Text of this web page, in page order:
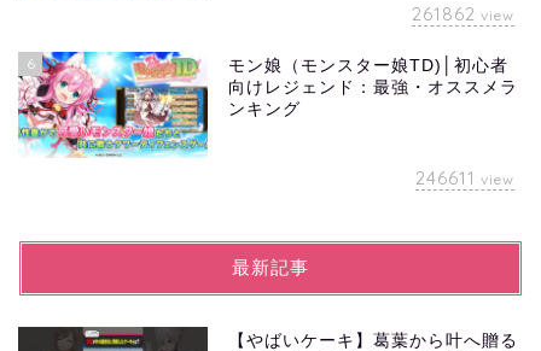
261862 view
6
モン娘（モンスター娘TD)│初心者
向けレジェンド：最強・オススメラ
ンキング
246611 view
最新記事
【やばいケーキ】葛葉から叶へ贈る